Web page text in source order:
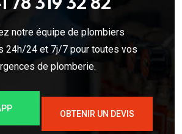
notre équipe de plombiers
24h/24 et 7j/7 pour toutes vos
de plomberie.
OBTENIR UN DEVIS